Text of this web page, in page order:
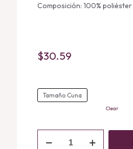
Composición: 100% poliéster
$30.59
Tamaño Cuna
Clear
Cobija